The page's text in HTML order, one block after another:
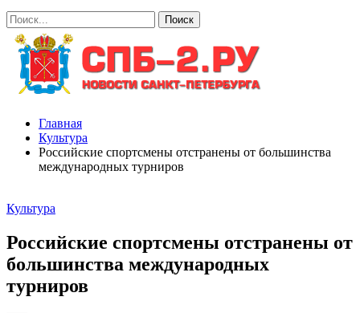
Главная
Культура
Российские спортсмены отстранены от большинства
международных турниров
Культура
Российские спортсмены отстранены от
большинства международных
турниров